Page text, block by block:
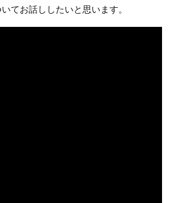
てお話ししたいと思います。